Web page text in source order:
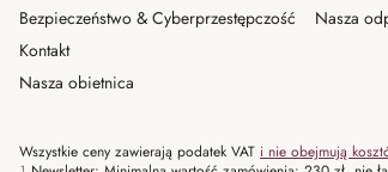
Bezpieczeństwo & Cyberprzestępczość
Kontakt
Nasza obietnica
Nasza
Wszystkie ceny zawierają podatek VAT i nie obejmują